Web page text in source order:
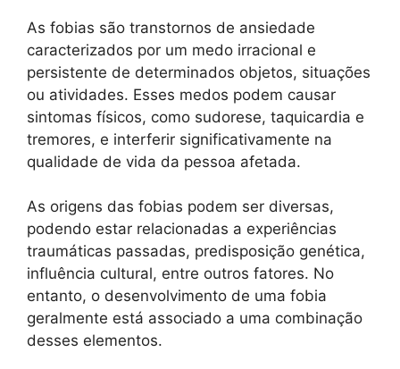
As fobias são transtornos de ansiedade
caracterizados por um medo irracional e
persistente de determinados objetos, situações
ou atividades. Esses medos podem causar
sintomas físicos, como sudorese, taquicardia e
tremores, e interferir significativamente na
qualidade de vida da pessoa afetada.
As origens das fobias podem ser diversas,
podendo estar relacionadas a experiências
traumáticas passadas, predisposição genética,
influência cultural, entre outros fatores. No
entanto, o desenvolvimento de uma fobia
geralmente está associado a uma combinação
desses elementos.